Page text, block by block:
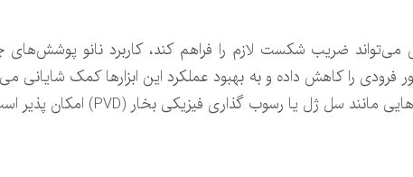
ضریب شکست لازم را فراهم کند، کاربرد نانو پوشش‌های
فرودی را کاهش داده و به بهبود عملکرد این ابزارها کمک شایانی